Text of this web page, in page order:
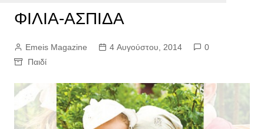
ΦΙΛΙΑ-ΑΣΠΙΔΑ
Emeis Magazine 4 Αυγούστου, 2014
0
Παιδί